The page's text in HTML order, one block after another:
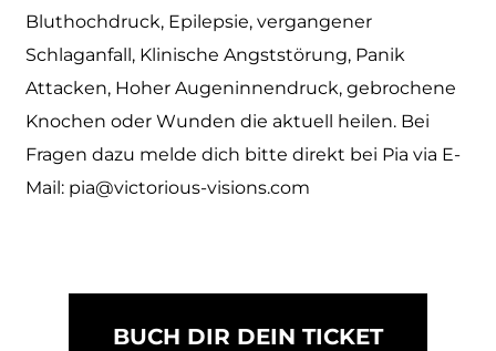
Bluthochdruck, Epilepsie, vergangener
Schlaganfall, Klinische Angststörung, Panik
Attacken, Hoher Augeninnendruck, gebrochene
Knochen oder Wunden die aktuell heilen. Bei
Fragen dazu melde dich bitte direkt bei Pia via E-
Mail: pia@victorious-visions.com
BUCH DIR DEIN TICKET